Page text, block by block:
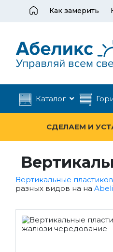
Как замерить
Каталог
СДЕЛАЕМ И
Вертикальные
разных видов на на